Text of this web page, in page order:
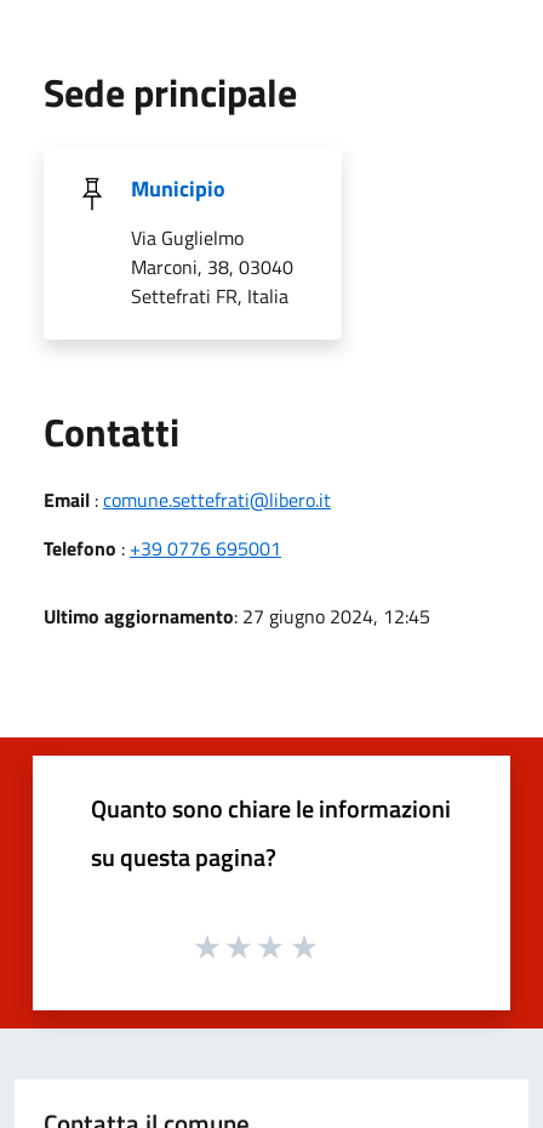
Sede principale
Municipio
Via Guglielmo
Marconi, 38, 03040
Settefrati FR, Italia
Contatti
Email :comune.settefrati@libero.it
Telefono : +39 0776 695001
Ultimo aggiornamento: 27 giugno 2024, 12:45
Quanto sono chiare le informazioni
su questa pagina?